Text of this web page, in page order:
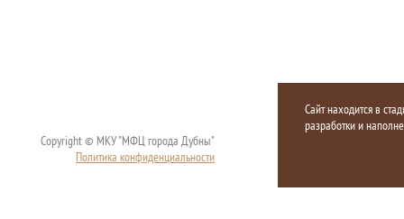
Copyright © МКУ "МФЦ города Дубны"
Политика конфиденциальности
Сайт находится в
разработки и